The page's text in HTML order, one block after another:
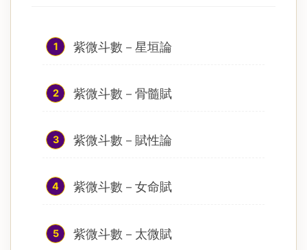
1 紫微斗數－星垣論
2 紫微斗數－骨髓賦
3 紫微斗數－賦性論
4 紫微斗數－女命賦
5 紫微斗數－太微賦